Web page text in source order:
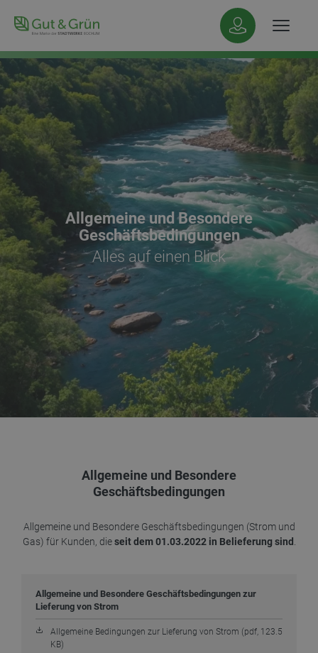
Hauptnavigation
Inhalt
Allgemeine und Besondere
Geschäftsbedingungen
Alles auf einen Blick
Allgemeine und Besondere
Geschäftsbedingungen
Allgemeine und Besondere Geschäftsbedingungen (Strom und
Gas) für Kunden, dieseit dem 01.03.2022 in Belieferung sind .
Allgemeine und Besondere Geschäftsbedingungen zur
Lieferung von Strom
Allgemeine Bedingungen zur Lieferung von Strom (pdf, 123.5
KB)